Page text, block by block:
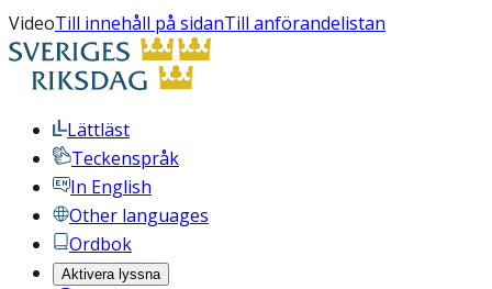
VideoTill innehåll på sidanTill anförandelistan
Lättläst
Teckenspråk
In English
Other languages
Ordbok
Aktivera lyssna